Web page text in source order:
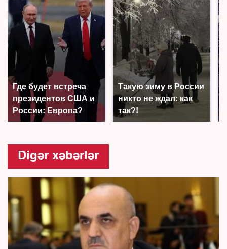
Где будет встреча
президентов США и
России: Европа?
Такую зиму в России
никто не ждал: как
так?!
Digər xəbərlər